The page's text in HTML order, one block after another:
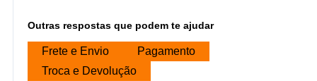
Outras respostas que podem te ajudar
Frete e Envio
Pagamento
Troca e Devolução